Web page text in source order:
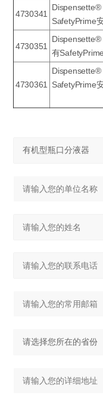
4730341
Dispensette®
SafetyPrime
4730351
Dispensette®
有
4730361 SafetyPrime